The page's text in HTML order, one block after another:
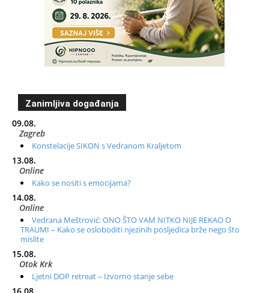
Zanimljiva događanja
09.08.
Zagreb
Konstelacije SIKON s Vedranom Kraljetom
13.08.
Online
Kako se nositi s emocijama?
14.08.
Online
Vedrana Meštrović: ONO ŠTO VAM NITKO NIJE REKAO O
TRAUMI – Kako se osloboditi njezinih posljedica brže nego što
mislite
15.08.
Otok Krk
Ljetni DOP retreat – Izvorno stanje sebe